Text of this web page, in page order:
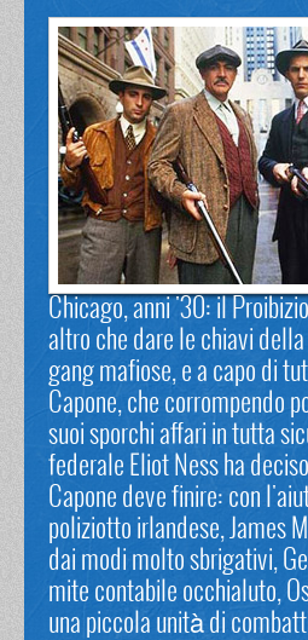
Chicago, anni '30: il
altro che dare le chiavi
gang mafiose, e a capo di
Capone, che corrompendo
suoi sporchi affari in tutta
federale Eliot Ness ha
Capone deve finire: con
poliziotto irlandese, James
dai modi molto sbrigativi,
mite contabile occhialuto,
una piccola unità di